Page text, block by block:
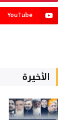
YouTube
الأخيرة